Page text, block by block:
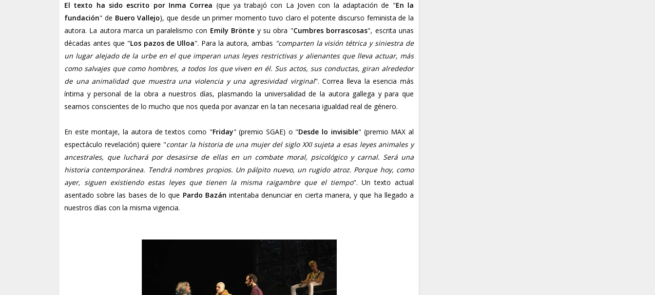
El texto ha sido escrito por Inma Correa (que ya trabajó con La Joven con la adaptación de "En la
fundación" de Buero Vallejo), que desde un primer momento tuvo claro el potente discurso feminista de la
autora. La autora marca un paralelismo con Emily Brönte y su obra "Cumbres borrascosas", escrita unas
décadas antes que "Los pazos de Ulloa". Para la autora, ambas "comparten la visión tétrica y siniestra de
un lugar alejado de la urbe en el que imperan unas leyes restrictivas y alienantes que lleva actuar, más
como salvajes que como hombres, a todos los que viven en él. Sus actos, sus conductas, giran alrededor
de una animalidad que muestra una violencia y una agresividad virginal". Correa lleva la esencia más
íntima y personal de la obra a nuestros días, plasmando la universalidad de la autora gallega y para que
seamos conscientes de lo mucho que nos queda por avanzar en la tan necesaria igualdad real de género.
En este montaje, la autora de textos como "Friday" (premio SGAE) o "Desde lo invisible" (premio MAX al
espectáculo revelación) quiere "contar la historia de una mujer del siglo XXI sujeta a esas leyes animales y
ancestrales, que luchará por desasirse de ellas en un combate moral, psicológico y carnal. Será una
historia contemporánea. Tendrá nombres propios. Un pálpito nuevo, un rugido atroz. Porque hoy, como
ayer, siguen existiendo estas leyes que tienen la misma raigambre que el tiempo". Un texto actual
asentado sobre las bases de lo que Pardo Bazán intentaba denunciar en cierta manera, y que ha llegado a
nuestros días con la misma vigencia.